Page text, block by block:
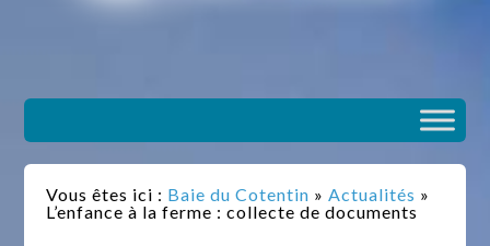
Vous êtes ici : Baie du Cotentin »Actualités »
L’enfance à la ferme : collecte de documents